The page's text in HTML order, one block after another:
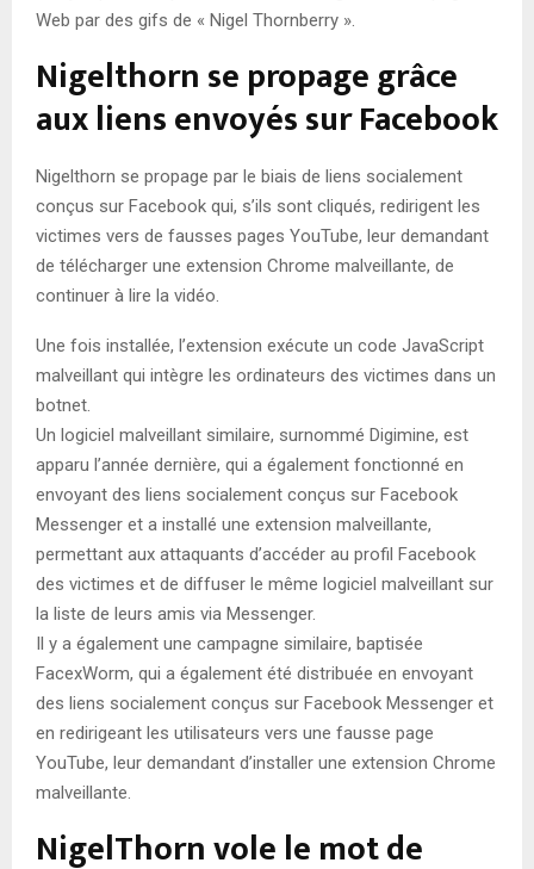
Web par des gifs de « Nigel Thornberry ».
Nigelthorn se propage grâce
aux liens envoyés sur Facebook
Nigelthorn se propage par le biais de liens socialement
conçus sur Facebook qui, s’ils sont cliqués, redirigent les
victimes vers de fausses pages YouTube, leur demandant
de télécharger une extension Chrome malveillante, de
continuer à lire la vidéo.
Une fois installée, l’extension exécute un code JavaScript
malveillant qui intègre les ordinateurs des victimes dans un
botnet.
Un logiciel malveillant similaire, surnommé Digimine, est
apparu l’année dernière, qui a également fonctionné en
envoyant des liens socialement conçus sur Facebook
Messenger et a installé une extension malveillante,
permettant aux attaquants d’accéder au profil Facebook
des victimes et de diffuser le même logiciel malveillant sur
la liste de leurs amis via Messenger.
Il y a également une campagne similaire, baptisée
FacexWorm, qui a également été distribuée en envoyant
des liens socialement conçus sur Facebook Messenger et
en redirigeant les utilisateurs vers une fausse page
YouTube, leur demandant d’installer une extension Chrome
malveillante.
NigelThorn vole le mot de